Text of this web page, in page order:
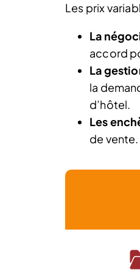
Les prix
La
accord
La
la
d’hôtel.
Les
de vente.